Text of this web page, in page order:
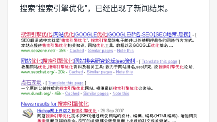
搜索“搜索引擎优化”，已经出现了新闻结果。